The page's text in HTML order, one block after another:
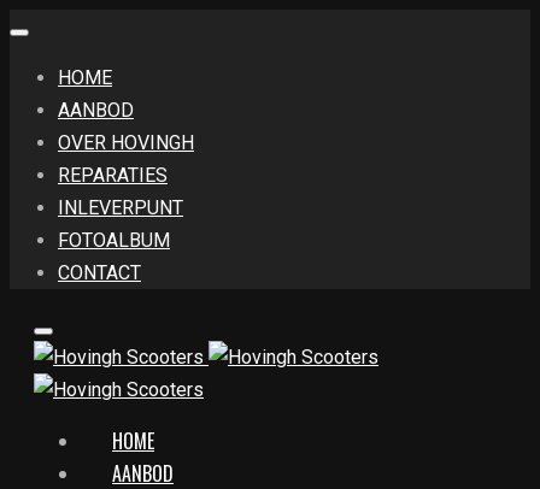
HOME
AANBOD
OVER HOVINGH
REPARATIES
INLEVERPUNT
FOTOALBUM
CONTACT
HOME
AANBOD